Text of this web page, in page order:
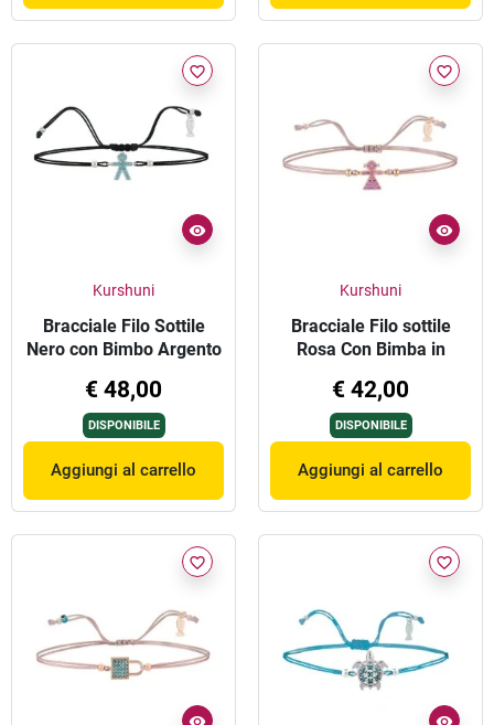
favorite_border
Kurshuni
Bracciale Filo Sottile
Nero con Bimbo Argento
€ 48,00
DISPONIBILE
Aggiungi al carrello
favorite_border
Kurshuni
Bracciale Filo sottile
Rosa Con Bimba in
€ 42,00
DISPONIBILE
Aggiungi al carrello
favorite_border favorite_border